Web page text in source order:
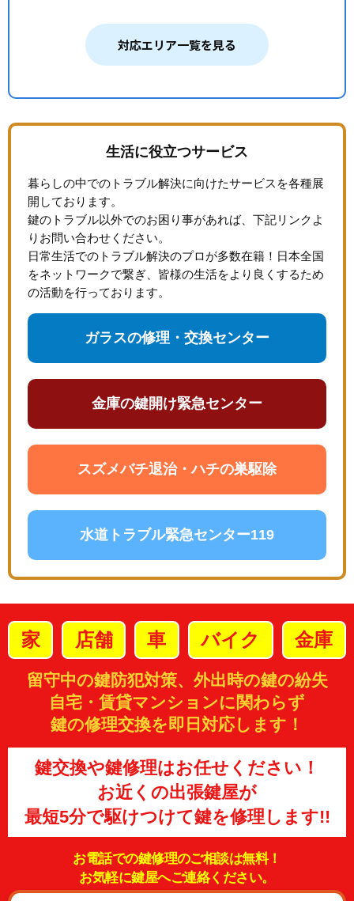
対応エリア一覧を見る
生活に役立つサービス
暮らしの中でのトラブル解決に向けたサービスを各種展
開しております。
鍵のトラブル以外でのお困り事があれば、下記リンクよ
りお問い合わせください。
日常生活でのトラブル解決のプロが多数在籍！日本全国
をネットワークで繋ぎ、皆様の生活をより良くするため
の活動を行っております。
ガラスの修理・交換センター
金庫の鍵開け緊急センター
スズメバチ退治・ハチの巣駆除
水道トラブル緊急センター119
家 店舗 車 バイク 金庫
留守中の鍵防犯対策、外出時の鍵の紛失
自宅・賃貸マンションに関わらず
鍵の修理交換を即日対応します！
鍵交換や鍵修理はお任せください！
お近くの出張鍵屋が
最短5分で駆けつけて鍵を修理します!!
お電話での鍵修理のご相談は無料！
お気軽に鍵屋へご連絡ください。